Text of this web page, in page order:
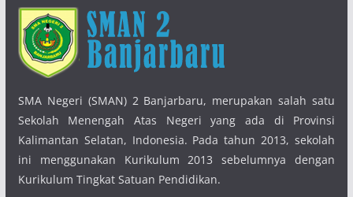
SMA Negeri (SMAN) 2 Banjarbaru, merupakan salah satu
Sekolah Menengah Atas Negeri yang ada di Provinsi
Kalimantan Selatan, Indonesia. Pada tahun 2013, sekolah
ini menggunakan Kurikulum 2013 sebelumnya dengan
Kurikulum Tingkat Satuan Pendidikan.